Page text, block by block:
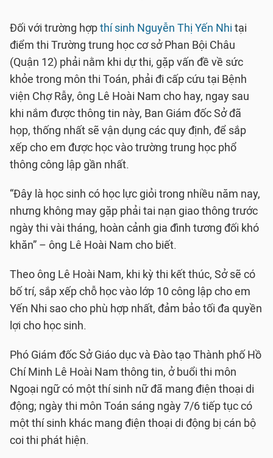
Đối với trường hợpthí sinh Nguyễn Thị Yến Nhi tại
điểm thi Trường trung học cơ sở Phan Bội Châu
(Quận 12) phải nằm khi dự thi, gặp vấn đề về sức
khỏe trong môn thi Toán, phải đi cấp cứu tại Bệnh
viện Chợ Rẫy, ông Lê Hoài Nam cho hay, ngay sau
khi nắm được thông tin này, Ban Giám đốc Sở đã
họp, thống nhất sẽ vận dụng các quy định, để sắp
xếp cho em được học vào trường trung học phổ
thông công lập gần nhất.
“Đây là học sinh có học lực giỏi trong nhiều năm nay,
nhưng không may gặp phải tai nạn giao thông trước
ngày thi vài tháng, hoàn cảnh gia đình tương đối khó
khăn” – ông Lê Hoài Nam cho biết.
Theo ông Lê Hoài Nam, khi kỳ thi kết thúc, Sở sẽ có
bố trí, sắp xếp chỗ học vào lớp 10 công lập cho em
Yến Nhi sao cho phù hợp nhất, đảm bảo tối đa quyền
lợi cho học sinh.
Phó Giám đốc Sở Giáo dục và Đào tạo Thành phố Hồ
Chí Minh Lê Hoài Nam thông tin, ở buổi thi môn
Ngoại ngữ có một thí sinh nữ đã mang điện thoại di
động; ngày thi môn Toán sáng ngày 7/6 tiếp tục có
một thí sinh khác mang điện thoại di động bị cán bộ
coi thi phát hiện.